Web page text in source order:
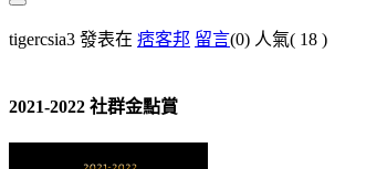
tigercsia3 發表在 痞客邦 留言(0) 人氣( 18 )
2021-2022 社群金點賞